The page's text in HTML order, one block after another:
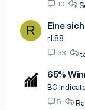
10
R Eine
r.l.88
33
65%
5